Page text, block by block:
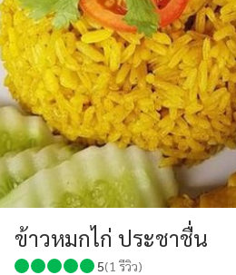
ข้าวหมกไก่ ประชาชื่น
5(1 รีวิว)